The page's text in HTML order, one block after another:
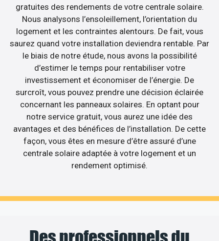
gratuites des rendements de votre centrale solaire.
Nous analysons l’ensoleillement, l’orientation du
logement et les contraintes alentours. De fait, vous
saurez quand votre installation deviendra rentable. Par
le biais de notre étude, nous avons la possibilité
d’estimer le temps pour rentabiliser votre
investissement et économiser de l’énergie. De
surcroît, vous pouvez prendre une décision éclairée
concernant les panneaux solaires. En optant pour
notre service gratuit, vous aurez une idée des
avantages et des bénéfices de l’installation. De cette
façon, vous êtes en mesure d’être assuré d’une
centrale solaire adaptée à votre logement et un
rendement optimisé.